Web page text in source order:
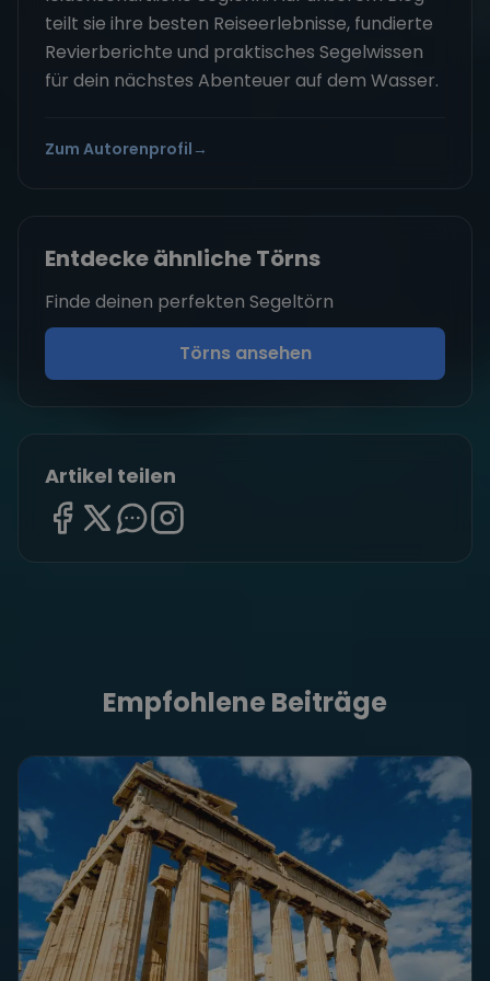
teilt sie ihre besten Reiseerlebnisse, fundierte
Revierberichte und praktisches Segelwissen
für dein nächstes Abenteuer auf dem Wasser.
Zum Autorenprofil →
Entdecke ähnliche Törns
Finde deinen perfekten Segeltörn
Törns ansehen
Artikel teilen
Empfohlene Beiträge